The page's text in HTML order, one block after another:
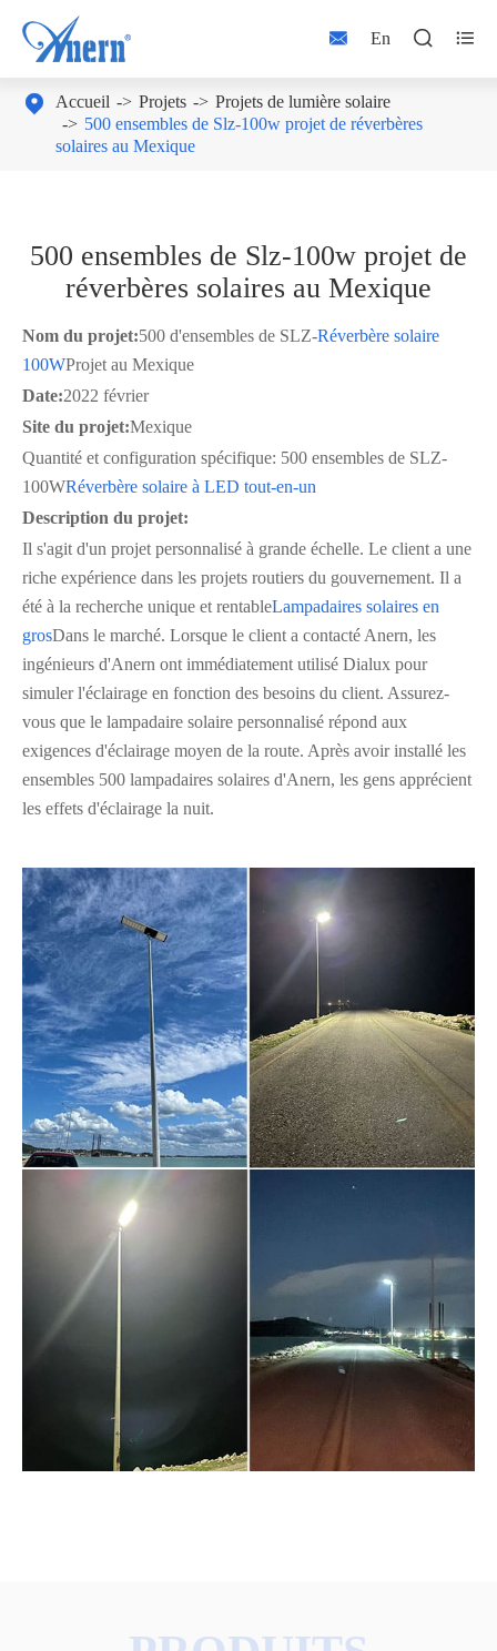
 En  
 Accueil Projets
Projets de lumière solaire
500 ensembles de Slz-100w projet de réverbères
solaires au Mexique
500 ensembles de Slz-100w projet de
réverbères solaires au Mexique
Nom du projet:500 d'ensembles de SLZ-Réverbère solaire
100WProjet au Mexique
Date:2022 février
Site du projet:Mexique
Quantité et configuration spécifique: 500 ensembles de SLZ-
100WRéverbère solaire à LED tout-en-un
Description du projet:
Il s'agit d'un projet personnalisé à grande échelle. Le client a une
riche expérience dans les projets routiers du gouvernement. Il a
été à la recherche unique et rentableLampadaires solaires en
grosDans le marché. Lorsque le client a contacté Anern, les
ingénieurs d'Anern ont immédiatement utilisé Dialux pour
simuler l'éclairage en fonction des besoins du client. Assurez-
vous que le lampadaire solaire personnalisé répond aux
exigences d'éclairage moyen de la route. Après avoir installé les
ensembles 500 lampadaires solaires d'Anern, les gens apprécient
les effets d'éclairage la nuit.